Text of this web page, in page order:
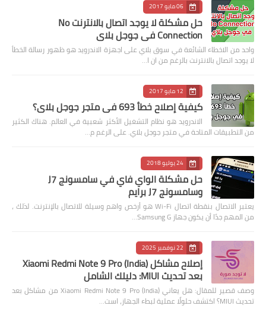
06 مايو 2017
حل مشكلة لا يوجد اتصال بالانترنت No
Connection في جوجل بلاي
واحد من الاخطاء الشائعة في سوق بلاي على اجهزة الاندرويد هو ظهور رسالة الخطأ
لا يوجد اتصال بالانترنت بالرغم من ان ا…
12 مايو 2017
كيفية إصلاح خطأ 693 في متجر جوجل بلاي؟
الاندرويد هو نظام التشغيل الأكثر شعبية في العالم. هناك الكثير
من التطبيقات المتاحة في متجر جوجل بلاي. على الرغم م…
24 يوليو 2018
حل مشكلة الواي فاي في سامسونج J7
وسامسونج J7 برايم
يعتبر الاتصال بنقطة اتصال Wi-Fi هو أرخص واهم وسيلة للاتصال بالإنترنت. لذلك ،
من المهم جدًا أن يكون جهاز Samsung G…
22 نوفمبر 2025
إصلاح مشاكل Xiaomi Redmi Note 9 Pro (India)
بعد تحديث MIUI: دليلك الشامل
وصف قصير للمقال: هل يعاني Xiaomi Redmi Note 9 Pro (India) من مشاكل بعد
تحديث MIUI؟ اكتشف حلولًا عملية لبطء الجهاز، است…